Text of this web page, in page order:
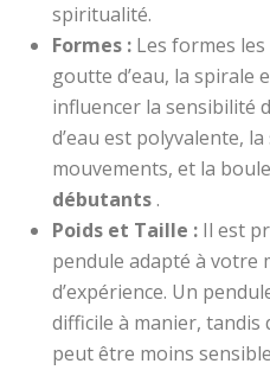
spiritualité.
Formes : Les formes
goutte d’eau, la spirale
influencer la sensibilité
d’eau est polyvalente,
mouvements, et la
débutants.
Poids et Taille : Il est
pendule adapté à votre
d’expérience. Un
difficile à manier, tandis
peut être moins